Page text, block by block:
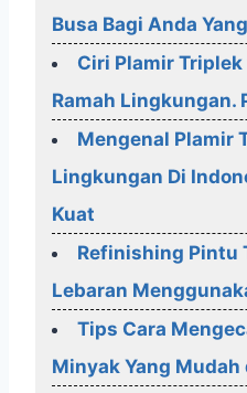
Busa Bagi Anda
Ciri Plamir
Ramah Lingkungan.
Mengenal Plamir
Lingkungan Di
Kuat
Refinishing Pintu
Lebaran
Tips Cara
Minyak Yang Mudah